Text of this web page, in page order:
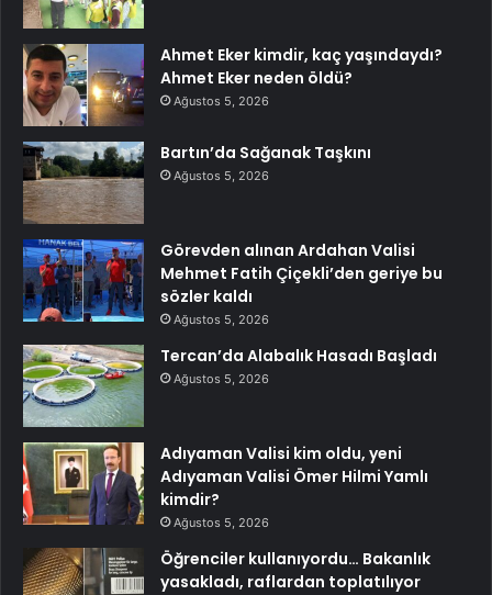
Ahmet Eker kimdir, kaç yaşındaydı?
Ahmet Eker neden öldü?
Ağustos 5, 2026
Bartın’da Sağanak Taşkını
Ağustos 5, 2026
Görevden alınan Ardahan Valisi
Mehmet Fatih Çiçekli’den geriye bu
sözler kaldı
Ağustos 5, 2026
Tercan’da Alabalık Hasadı Başladı
Ağustos 5, 2026
Adıyaman Valisi kim oldu, yeni
Adıyaman Valisi Ömer Hilmi Yamlı
kimdir?
Ağustos 5, 2026
Öğrenciler kullanıyordu… Bakanlık
yasakladı, raflardan toplatılıyor